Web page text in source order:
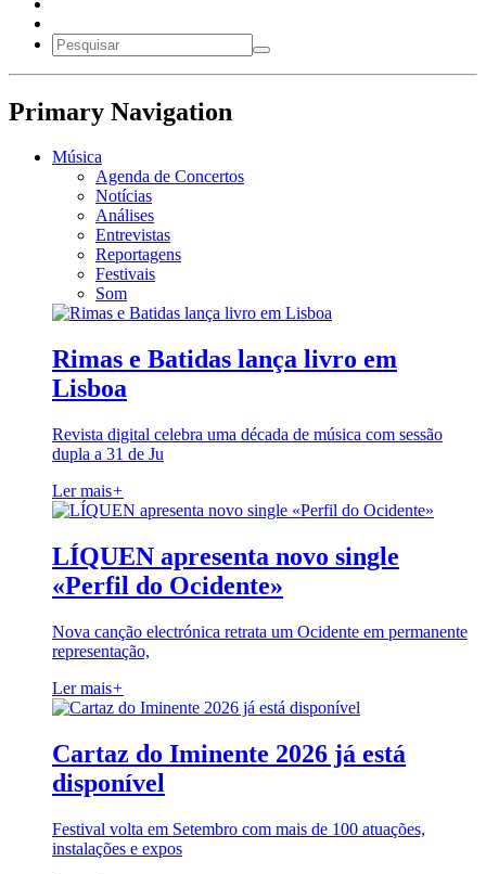
Primary Navigation
Música
Agenda de Concertos
Notícias
Análises
Entrevistas
Reportagens
Festivais
Som
Rimas e Batidas lança livro em
Lisboa
Revista digital celebra uma década de música com sessão
dupla a 31 de Ju
Ler mais+
LÍQUEN apresenta novo single
«Perfil do Ocidente»
Nova canção electrónica retrata um Ocidente em permanente
representação,
Ler mais+
Cartaz do Iminente 2026 já está
disponível
Festival volta em Setembro com mais de 100 atuações,
instalações e expos